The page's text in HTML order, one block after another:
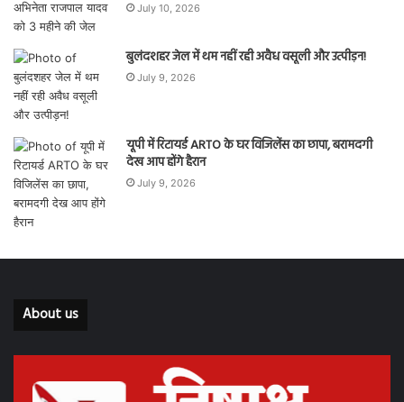
July 10, 2026
बुलंदशहर जेल में थम नहीं रही अवैध वसूली और उत्पीड़न!
July 9, 2026
यूपी में रिटायर्ड ARTO के घर विजिलेंस का छापा, बरामदगी
देख आप होंगे हैरान
July 9, 2026
About us